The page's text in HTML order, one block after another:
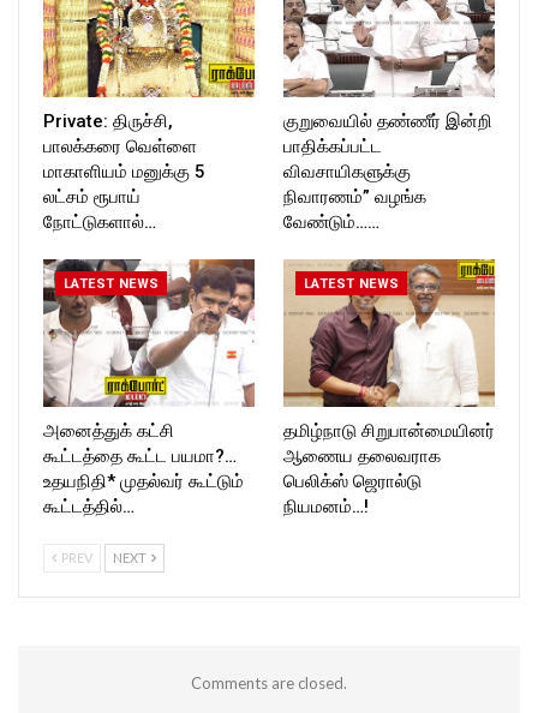
Private: திருச்சி,
பாலக்கரை வெள்ளை
மாகாளியம் மனுக்கு 5
லட்சம் ரூபாய்
நோட்டுகளால்…
குறுவையில் தண்ணீர் இன்றி
பாதிக்கப்பட்ட
விவசாயிகளுக்கு
நிவாரணம்” வழங்க
வேண்டும்……
LATEST NEWS
அனைத்துக் கட்சி
கூட்டத்தை கூட்ட பயமா?…
உதயநிதி* முதல்வர் கூட்டும்
கூட்டத்தில்…
LATEST NEWS
தமிழ்நாடு சிறுபான்மையினர்
ஆணைய தலைவராக
பெலிக்ஸ் ஜெரால்டு
நியமனம்…!
PREV NEXT
Comments are closed.